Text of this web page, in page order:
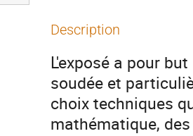
Description
L'exposé a pour
soudée et
choix techniques
mathématique,